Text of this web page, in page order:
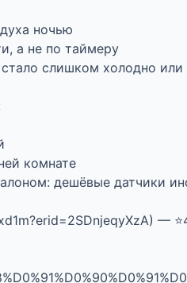
ночью
а не по таймеру
слишком холодно
комнате
дешёвые датчики
—